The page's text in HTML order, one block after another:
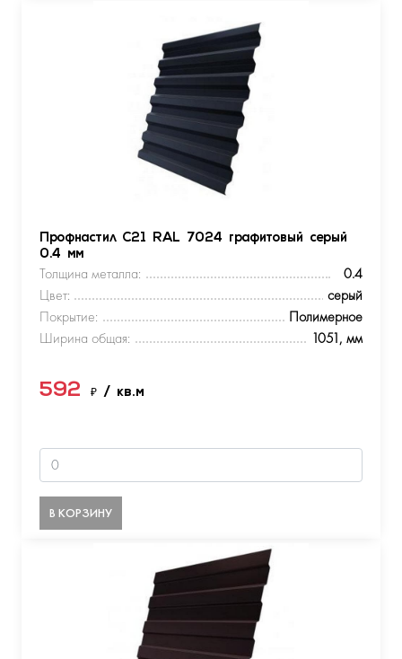
Профнастил С21 RAL 7024 графитовый серый
0.4 мм
Толщина металла:
0.4
Цвет:
серый
Покрытие:
Полимерное
Ширина общая:
1051, мм
592 ₽ / кв.м
В КОРЗИНУ